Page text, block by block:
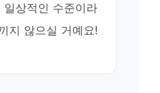
일상적인 수준이라
지 않으실 거예요!